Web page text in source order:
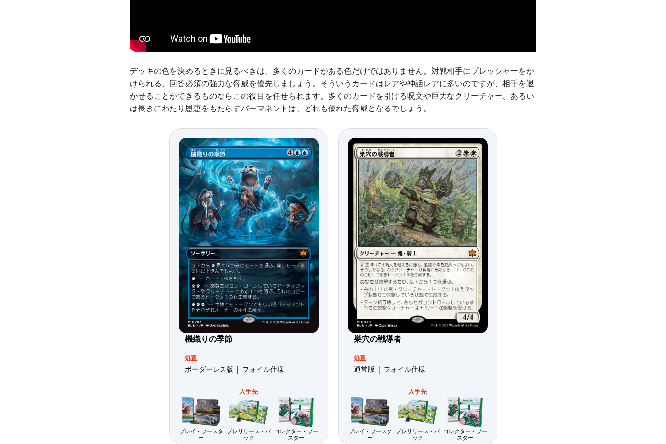
デッキの色を決めるときに見るべきは、多くのカードがある色だけではありません。対戦相手にプレッシャーをか
けられる、回答必須の強力な脅威を優先しましょう。そういうカードはレアや神話レアに多いのですが、相手を退
かせることができるものならこの役目を任せられます。多くのカードを引ける呪文や巨大なクリーチャー、あるい
は長きにわたり恩恵をもたらすパーマネントは、どれも優れた脅威となるでしょう。
機織りの季節
処置
ボーダーレス版 | フォイル仕様
入手先
プレイ・ブースタ
ー
プレリリース・パ
ック
コレクター・ブー
スター
巣穴の戦導者
処置
通常版 | フォイル仕様
入手先
プレイ・ブースタ
ー
プレリリース・パ
ック
コレクター・ブー
スター